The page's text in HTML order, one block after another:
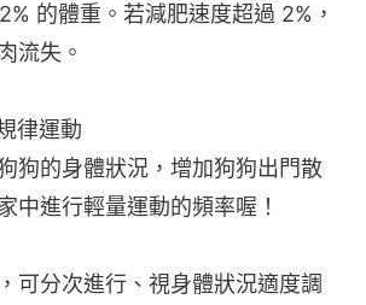
的體重。若減肥速度超過 2%，
流失。
律運動
狗的身體狀況，增加狗狗出門散
中進行輕量運動的頻率喔！
可分次進行、視身體狀況適度調